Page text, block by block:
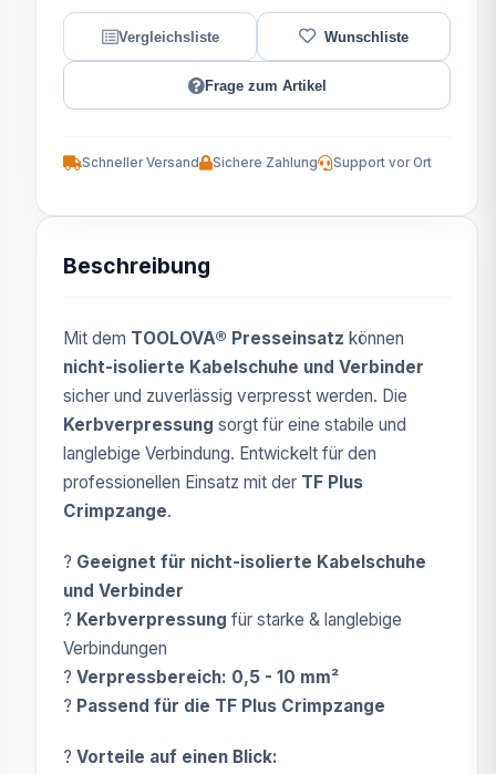
Frage zum Artikel
Schneller Versand Sichere Zahlung Support vor Ort
Beschreibung
Mit dem TOOLOVA® Presseinsatz können
nicht-isolierte Kabelschuhe und Verbinder
sicher und zuverlässig verpresst werden. Die
Kerbverpressung sorgt für eine stabile und
langlebige Verbindung. Entwickelt für den
professionellen Einsatz mit der TF Plus
Crimpzange.
? Geeignet für nicht-isolierte Kabelschuhe
und Verbinder
? Kerbverpressung für starke & langlebige
Verbindungen
? Verpressbereich: 0,5 - 10 mm²
? Passend für die TF Plus Crimpzange
? Vorteile auf einen Blick: